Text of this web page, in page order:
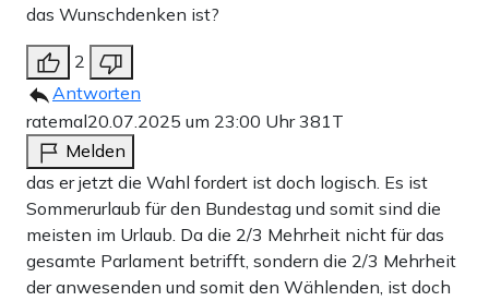
das Wunschdenken ist?
2
Antworten
ratemal20.07.2025 um 23:00 Uhr381T
Melden
das er jetzt die Wahl fordert ist doch logisch. Es ist
Sommerurlaub für den Bundestag und somit sind die
meisten im Urlaub. Da die 2/3 Mehrheit nicht für das
gesamte Parlament betrifft, sondern die 2/3 Mehrheit
der anwesenden und somit den Wählenden, ist doch